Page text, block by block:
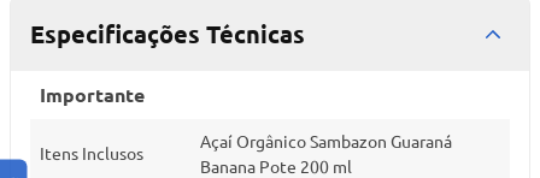
Especificações Técnicas
Importante
Itens Inclusos
Açaí Orgânico Sambazon Guaraná
Banana Pote 200 ml